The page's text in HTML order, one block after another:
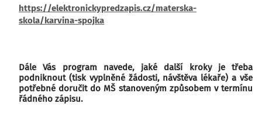
https://elektronickypredzapis.cz/materska-
skola/karvina-spojka
Dále Vás program navede, jaké další kroky je třeba
podniknout (tisk vyplněné žádosti, návštěva lékaře) a vše
potřebné doručit do MŠ stanoveným způsobem v termínu
řádného zápisu.